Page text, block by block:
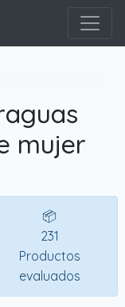
mujer
📦
231
Productos
evaluados